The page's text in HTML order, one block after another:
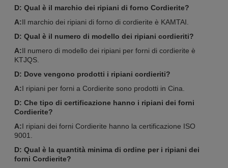
D: Qual è il marchio dei ripiani di forno Cordierite?
A:Il marchio dei ripiani di forno di cordierite è KAMTAI.
D: Qual è il numero di modello dei ripiani cordieriti?
A:Il numero di modello dei ripiani per forni di cordierite è
KTJQS.
D: Dove vengono prodotti i ripiani cordieriti?
A:I ripiani per forni a Cordierite sono prodotti in Cina.
D: Che tipo di certificazione hanno i ripiani dei forni
Cordierite?
A:I ripiani dei forni Cordierite hanno la certificazione ISO
9001.
D: Qual è la quantità minima di ordine per i ripiani dei
forni Cordierite?